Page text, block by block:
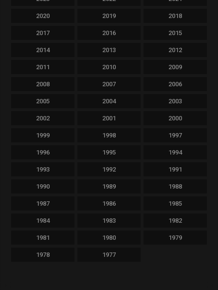
2020 2019 2018
2017 2016 2015
2014 2013 2012
2011 2010 2009
2008 2007 2006
2005 2004 2003
2002 2001 2000
1999 1998 1997
1996 1995 1994
1993 1992 1991
1990 1989 1988
1987 1986 1985
1984 1983 1982
1981 1980 1979
1978 1977